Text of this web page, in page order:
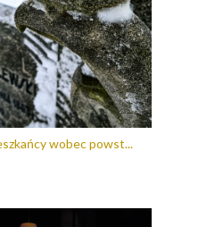
wobec powst...